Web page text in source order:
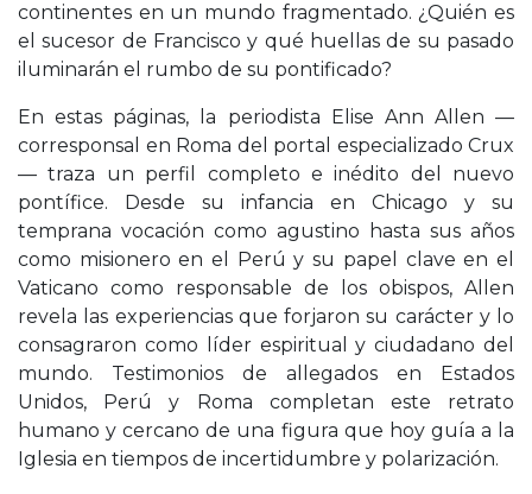
continentes en un mundo fragmentado. ¿Quién es
el sucesor de Francisco y qué huellas de su pasado
iluminarán el rumbo de su pontificado?
En estas páginas, la periodista Elise Ann Allen —
corresponsal en Roma del portal especializado Crux
— traza un perfil completo e inédito del nuevo
pontífice. Desde su infancia en Chicago y su
temprana vocación como agustino hasta sus años
como misionero en el Perú y su papel clave en el
Vaticano como responsable de los obispos, Allen
revela las experiencias que forjaron su carácter y lo
consagraron como líder espiritual y ciudadano del
mundo. Testimonios de allegados en Estados
Unidos, Perú y Roma completan este retrato
humano y cercano de una figura que hoy guía a la
Iglesia en tiempos de incertidumbre y polarización.